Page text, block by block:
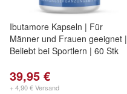
Ibutamore Kapseln | Für
Männer und Frauen geeignet |
Beliebt bei Sportlern | 60 Stk
39,95 €
+ 4,90 € Versand